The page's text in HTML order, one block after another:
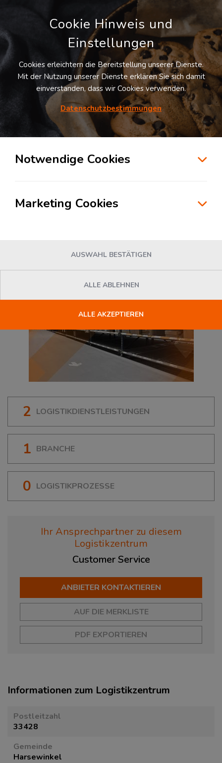
Möchten Sie diesen Suchauftrag
speichern und automatisch über neue
Standorte informiert werden?
der Branche Konsumgüterindustrie in
Harsewinkel
2 LOGISTIKDIENSTLEISTUNGEN
1 BRANCHE
0 LOGISTIKPROZESSE
Ihr Ansprechpartner zu diesem
Logistikzentrum
Customer Service
ANBIETER KONTAKTIEREN
AUF DIE MERKLISTE
PDF EXPORTIEREN
Informationen zum Logistikzentrum
Postleitzahl
33428
Gemeinde
Harsewinkel
Cookie Hinweis und
Einstellungen
Cookies erleichtern die Bereitstellung unserer Dienste.
Mit der Nutzung unserer Dienste erklären Sie sich damit
einverstanden, dass wir Cookies verwenden.
Datenschutzbestimmungen
Notwendige Cookies
Marketing Cookies
AUSWAHL BESTÄTIGEN
ALLE ABLEHNEN
ALLE AKZEPTIEREN